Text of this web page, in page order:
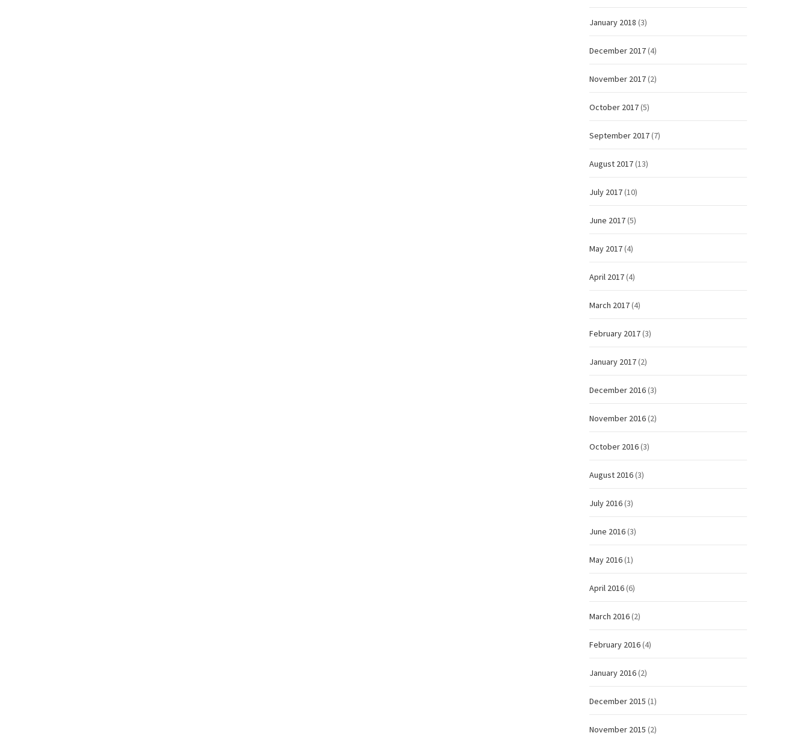
January 2018 (3)
December 2017(4)
November 2017(2)
October 2017(5)
September 2017(7)
August 2017(13)
July 2017(10)
June 2017(5)
May 2017(4)
April 2017(4)
March 2017(4)
February 2017(3)
January 2017(2)
December 2016(3)
November 2016(2)
October 2016(3)
August 2016(3)
July 2016(3)
June 2016(3)
May 2016(1)
April 2016(6)
March 2016(2)
February 2016(4)
January 2016(2)
December 2015 (1)
November 2015 (2)